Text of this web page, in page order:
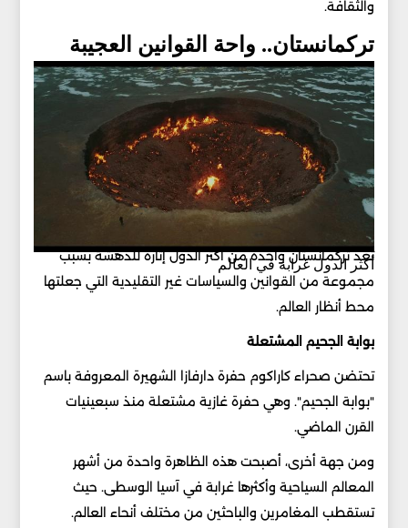
والثقافة.
تركمانستان.. واحة القوانين العجيبة
أكثر الدول غرابة في العالم
تعد تركمانستان واحدة من أكثر الدول إثارة للدهشة بسبب
مجموعة من القوانين والسياسات غير التقليدية التي جعلتها
محط أنظار العالم.
بوابة الجحيم المشتعلة
تحتضن صحراء كاراكوم حفرة دارفازا الشهيرة المعروفة باسم
"بوابة الجحيم". وهي حفرة غازية مشتعلة منذ سبعينيات
القرن الماضي.
ومن جهة أخرى، أصبحت هذه الظاهرة واحدة من أشهر
المعالم السياحية وأكثرها غرابة في آسيا الوسطى. حيث
تستقطب المغامرين والباحثين من مختلف أنحاء العالم.